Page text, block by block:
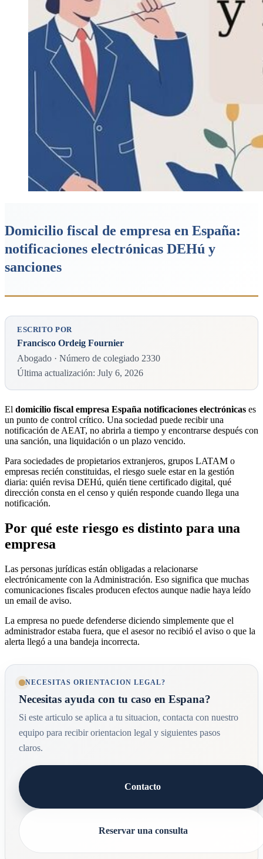
Domicilio fiscal de empresa en España:
notificaciones electrónicas DEHú y
sanciones
ESCRITO POR
Francisco Ordeig Fournier
Abogado · Número de colegiado 2330
Última actualización: July 6, 2026
El domicilio fiscal empresa España notificaciones electrónicas es
un punto de control crítico. Una sociedad puede recibir una
notificación de AEAT, no abrirla a tiempo y encontrarse después con
una sanción, una liquidación o un plazo vencido.
Para sociedades de propietarios extranjeros, grupos LATAM o
empresas recién constituidas, el riesgo suele estar en la gestión
diaria: quién revisa DEHú, quién tiene certificado digital, qué
dirección consta en el censo y quién responde cuando llega una
notificación.
Por qué este riesgo es distinto para una
empresa
Las personas jurídicas están obligadas a relacionarse
electrónicamente con la Administración. Eso significa que muchas
comunicaciones fiscales producen efectos aunque nadie haya leído
un email de aviso.
La empresa no puede defenderse diciendo simplemente que el
administrador estaba fuera, que el asesor no recibió el aviso o que la
alerta llegó a una bandeja incorrecta.
NECESITAS ORIENTACION LEGAL?
Necesitas ayuda con tu caso en Espana?
Si este articulo se aplica a tu situacion, contacta con nuestro
equipo para recibir orientacion legal y siguientes pasos
claros.
Contacto
Reservar una consulta